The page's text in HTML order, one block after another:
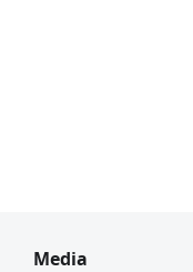
Media